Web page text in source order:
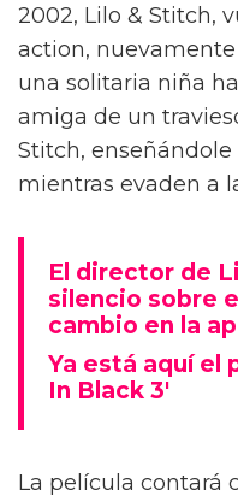
2002, Lilo & Stitch,
action,
una solitaria niña
amiga de un
Stitch,
mientras evaden a
El director de
silencio sobre
cambio en la
Ya está aquí el
In Black 3'
La película contará